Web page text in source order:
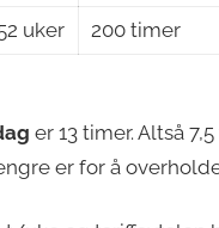
uker
200 timer
er 13 timer. Altså
er for å